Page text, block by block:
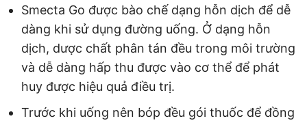
Smecta Go được bào chế dạng hỗn dịch để dễ
dàng khi sử dụng đường uống. Ở dạng hỗn
dịch, dược chất phân tán đều trong môi trường
và dễ dàng hấp thu được vào cơ thể để phát
huy được hiệu quả điều trị.
Trước khi uống nên bóp đều gói thuốc để đồng